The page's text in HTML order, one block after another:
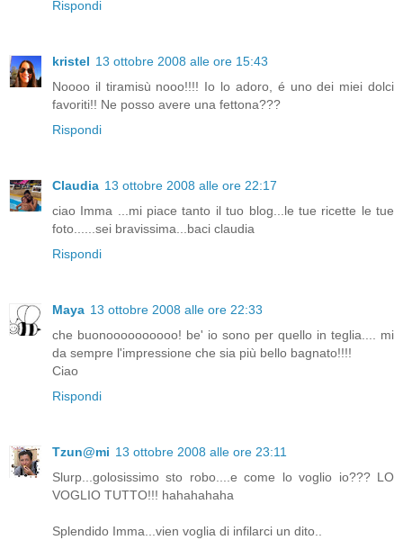
Rispondi
kristel 13 ottobre 2008 alle ore 15:43
Noooo il tiramisù nooo!!!! Io lo adoro, é uno dei miei dolci
favoriti!! Ne posso avere una fettona???
Rispondi
Claudia 13 ottobre 2008 alle ore 22:17
ciao Imma ...mi piace tanto il tuo blog...le tue ricette le tue
foto......sei bravissima...baci claudia
Rispondi
Maya 13 ottobre 2008 alle ore 22:33
che buonoooooooooo! be' io sono per quello in teglia.... mi
da sempre l'impressione che sia più bello bagnato!!!!
Ciao
Rispondi
Tzun@mi 13 ottobre 2008 alle ore 23:11
Slurp...golosissimo sto robo....e come lo voglio io??? LO
VOGLIO TUTTO!!! hahahahaha
Splendido Imma...vien voglia di infilarci un dito..